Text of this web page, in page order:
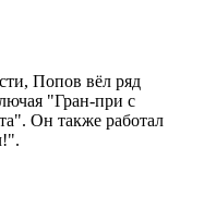
Попов вёл ряд
"Гран-при с
Он также работал